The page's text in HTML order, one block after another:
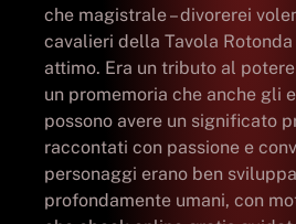
che magistrale – divorerei
cavalieri della Tavola
attimo. Era un tributo al
un promemoria che anche gli
possono avere un significato
raccontati con passione e
personaggi erano ben
profondamente umani, con